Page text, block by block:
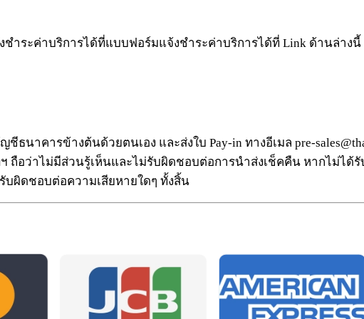
ชำระค่าบริการได้ที่แบบฟอร์มแจ้งชำระค่าบริการได้ที่ Link ด้านล่างนี้
ธนาคารข้างต้นด้วยตนเอง และส่งใบ Pay-in ทางอีเมล pre-
อว่าไม่มีส่วนรู้เห็นและไม่รับผิดชอบต่อการนำส่งเช็คคืน หากไม่ได้รั
บผิดชอบต่อความเสียหายใดๆ ทั้งสิ้น